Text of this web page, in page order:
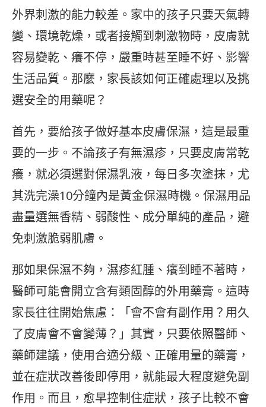
外界刺激的能力較差。家中的孩子只要天氣轉
變、環境乾燥，或者接觸到刺激物時，皮膚就
容易變乾、癢不停，嚴重時甚至睡不好、影響
生活品質。那麼，家長該如何正確處理以及挑
選安全的用藥呢？
首先，要給孩子做好基本皮膚保濕，這是最重
要的一步。不論孩子有無濕疹，只要皮膚常乾
癢，就必須選對保濕乳液，每日多次塗抹，尤
其洗完澡10分鐘內是黃金保濕時機。保濕用品
盡量選無香精、弱酸性、成分單純的產品，避
免刺激脆弱肌膚。
那如果保濕不夠，濕疹紅腫、癢到睡不著時，
醫師可能會開立含有類固醇的外用藥膏。這時
家長往往開始焦慮：「會不會有副作用？用久
了皮膚會不會變薄？」其實，只要依照醫師、
藥師建議，使用合適分級、正確用量的藥膏，
並在症狀改善後即停用，就能最大程度避免副
作用。而且，愈早控制住症狀，孩子比較不會